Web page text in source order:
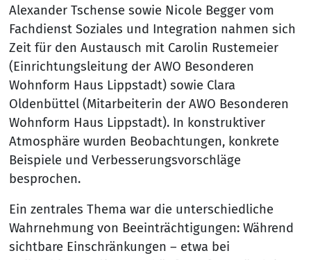
Alexander Tschense sowie Nicole Begger vom
Fachdienst Soziales und Integration nahmen sich
Zeit für den Austausch mit Carolin Rustemeier
(Einrichtungsleitung der AWO Besonderen
Wohnform Haus Lippstadt) sowie Clara
Oldenbüttel (Mitarbeiterin der AWO Besonderen
Wohnform Haus Lippstadt). In konstruktiver
Atmosphäre wurden Beobachtungen, konkrete
Beispiele und Verbesserungsvorschläge
besprochen.
Ein zentrales Thema war die unterschiedliche
Wahrnehmung von Beeinträchtigungen: Während
sichtbare Einschränkungen – etwa bei